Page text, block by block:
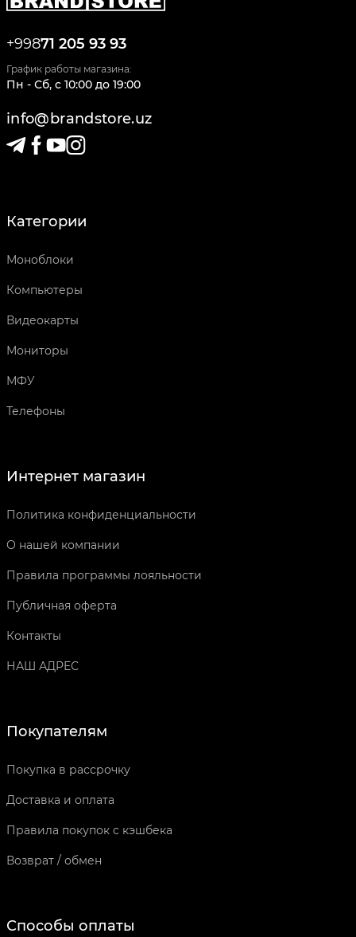
+99871 205 93 93
График работы магазина:
Пн - Сб, c 10:00 до 19:00
info@brandstore.uz
Категории
Моноблоки
Компьютеры
Видеокарты
Мониторы
МФУ
Телефоны
Интернет магазин
Политика конфиденциальности
О нашей компании
Правила программы лояльности
Публичная оферта
Контакты
НАШ АДРЕС
Покупателям
Покупка в рассрочку
Доставка и оплата
Правила покупок с кэшбека
Возврат / обмен
Способы оплаты